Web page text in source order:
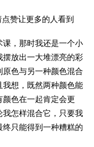
赞让更多的人看到
，那时我还是一个小
放出一大堆漂亮的彩
色与另一种颜色混合
想，既然两种颜色能
色在一起肯定会更
怎样混合它，只要我
只能得到一种糟糕的